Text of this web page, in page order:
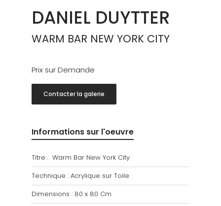
DANIEL DUYTTER
WARM BAR NEW YORK CITY
Prix sur Demande
Contacter la galerie
Informations sur l'oeuvre
Titre : Warm Bar New York City
Technique : Acrylique sur Toile
Dimensions : 80 x 80 Cm